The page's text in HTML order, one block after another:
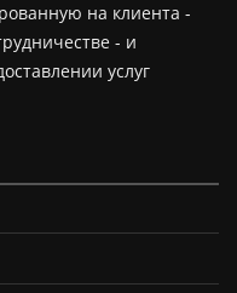
на клиента -
- и
услуг